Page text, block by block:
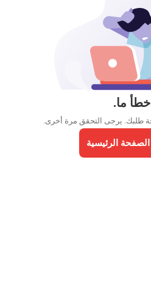
ما.
طلبك. يرجى التحقق مرة أخرى.
الصفحة الرئيسية